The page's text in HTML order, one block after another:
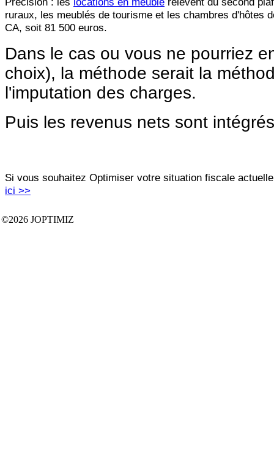
ruraux, les meublés de tourisme et les chambres d'hôtes
CA, soit 81 500 euros.
Dans le cas ou vous ne pourriez
choix), la méthode serait la
l'imputation des charges.
Puis les revenus nets sont
Si vous souhaitez Optimiser votre situation fiscale
ici >>
©2026 JOPTIMIZ